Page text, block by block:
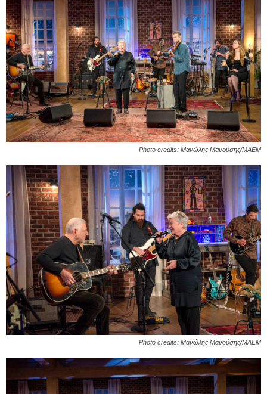
Photo credits: Μανώλης Μανούσης/ΜΑΕΜ
Photo credits: Μανώλης Μανούσης/ΜΑΕΜ